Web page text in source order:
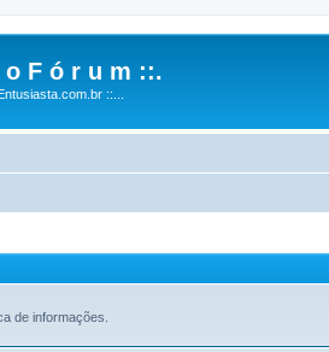
o F ó r u m ::.
::...
de informações.